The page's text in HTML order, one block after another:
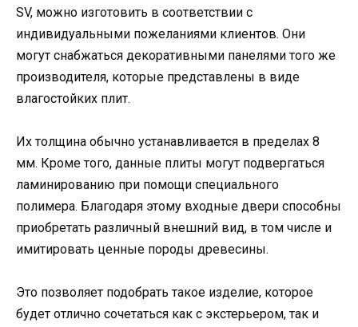
SV, можно изготовить в соответствии с
индивидуальными пожеланиями клиентов. Они
могут снабжаться декоративными панелями того же
производителя, которые представлены в виде
влагостойких плит.
Их толщина обычно устанавливается в пределах 8
мм. Кроме того, данные плиты могут подвергаться
ламинированию при помощи специального
полимера. Благодаря этому входные двери способны
приобретать различный внешний вид, в том числе и
имитировать ценные породы древесины.
Это позволяет подобрать такое изделие, которое
будет отлично сочетаться как с экстерьером, так и